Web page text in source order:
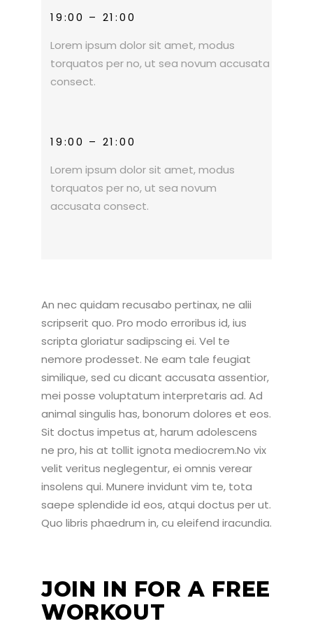
19:00 – 21:00
Lorem ipsum dolor sit amet, modus
torquatos per no, ut sea novum accusata
consect.
19:00 – 21:00
Lorem ipsum dolor sit amet, modus
torquatos per no, ut sea novum
accusata consect.
An nec quidam recusabo pertinax, ne alii
scripserit quo. Pro modo erroribus id, ius
scripta gloriatur sadipscing ei. Vel te
nemore prodesset. Ne eam tale feugiat
similique, sed cu dicant accusata assentior,
mei posse voluptatum interpretaris ad. Ad
animal singulis has, bonorum dolores et eos.
Sit doctus impetus at, harum adolescens
ne pro, his at tollit ignota mediocrem.No vix
velit veritus neglegentur, ei omnis verear
insolens qui. Munere invidunt vim te, tota
saepe splendide id eos, atqui doctus per ut.
Quo libris phaedrum in, cu eleifend iracundia.
JOIN IN FOR A FREE
WORKOUT